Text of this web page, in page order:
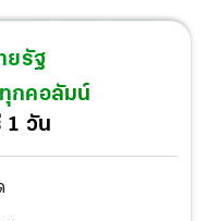
หวัด สอบสวนทั้งหมดยัง
ยรัฐ
กคอลัมน์
1 วัน